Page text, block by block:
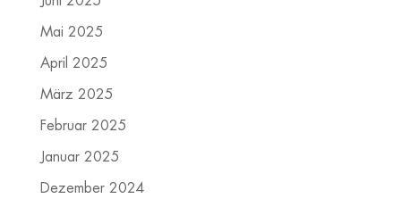
Mai 2025
April 2025
März 2025
Februar 2025
Januar 2025
Dezember 2024